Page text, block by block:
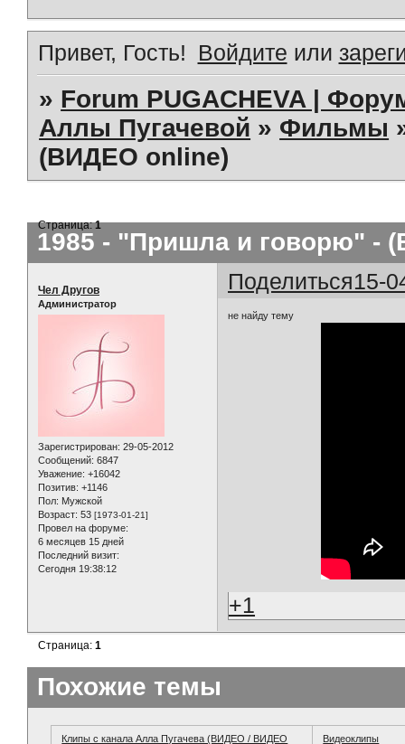
Привет, Гость! Войдите или
» Forum PUGACHEVA |
Аллы Пугачевой » Фильмы
(ВИДЕО online)
1985 - "Пришла и говорю" -
Страница:1
Поделиться15-
Чел Другов
Администратор
Зарегистрирован: 29-05-2012
Сообщений: 6847
Уважение: +16042
Позитив: +1146
Пол: Мужской
Возраст: 53 [1973-01-21]
Провел на форуме:
6 месяцев 15 дней
Последний визит:
Сегодня 19:38:12
не найду тему
+1
Страница:1
Похожие темы
Клипы с канала Алла Пугачева (ВИДЕО / ВИДЕО
Видеоклипы